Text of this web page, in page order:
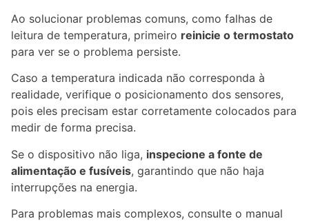
Ao solucionar problemas comuns, como falhas de
leitura de temperatura, primeiro reinicie o termostato
para ver se o problema persiste.
Caso a temperatura indicada não corresponda à
realidade, verifique o posicionamento dos sensores,
pois eles precisam estar corretamente colocados para
medir de forma precisa.
Se o dispositivo não liga, inspecione a fonte de
alimentação e fusíveis, garantindo que não haja
interrupções na energia.
Para problemas mais complexos, consulte o manual